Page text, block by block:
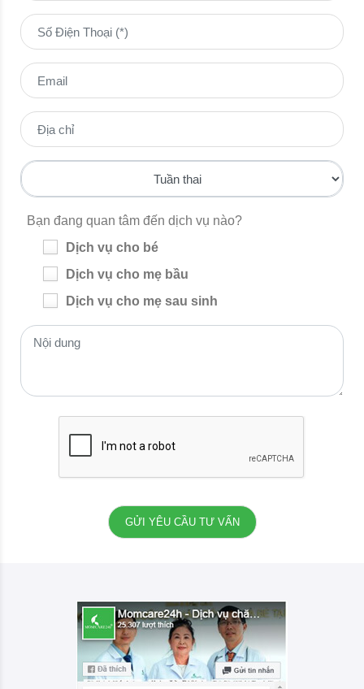
Bạn đang quan tâm đến dịch vụ nào?
Dịch vụ cho bé
Dịch vụ cho mẹ bầu
Dịch vụ cho mẹ sau sinh